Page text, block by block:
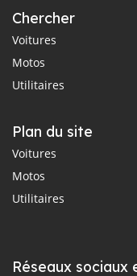
Chercher
Voitures
Motos
Utilitaires
Plan du site
Voitures
Motos
Utilitaires
Réseaux sociaux